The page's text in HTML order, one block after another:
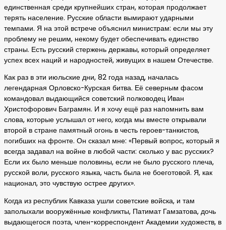
единственная среди крупнейших стран, которая продолжает
терять население. Русские области вымирают ударными
темпами. Я на этой встрече объяснил министрам: если мы эту
проблему не решим, некому будет обеспечивать единство
страны. Есть русский стержень державы, который определяет
успех всех наций и народностей, живущих в нашем Отечестве.
Как раз в эти июльские дни, 82 года назад, началась
легендарная Орловско-Курская битва. Её северным фасом
командовал выдающийся советский полководец Иван
Христофорович Баграмян. И я хочу ещё раз напомнить вам
слова, которые услышал от него, когда мы вместе открывали
второй в стране памятный огонь в честь героев-танкистов,
погибших на фронте. Он сказал мне: «Первый вопрос, который я
всегда задавал на войне в любой части: сколько у вас русских?
Если их было меньше половины, если не было русского плеча,
русской воли, русского языка, часть была не боеготовой. Я, как
национал, это чувствую острее других».
Когда из республик Кавказа ушли советские войска, и там
заполыхали вооружённые конфликты, Патимат Гамзатова, дочь
выдающегося поэта, член-корреспондент Академии художеств, в